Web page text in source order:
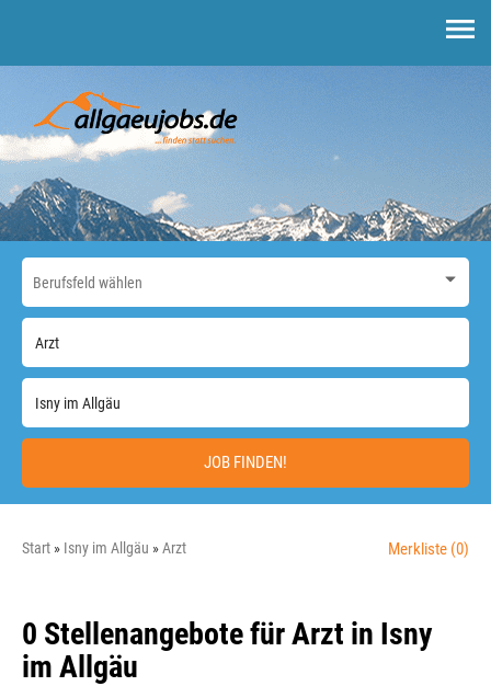
JOB FINDEN!
Start Isny im Allgäu Arzt Merkliste (0)
0 Stellenangebote für Arzt in Isny
im Allgäu